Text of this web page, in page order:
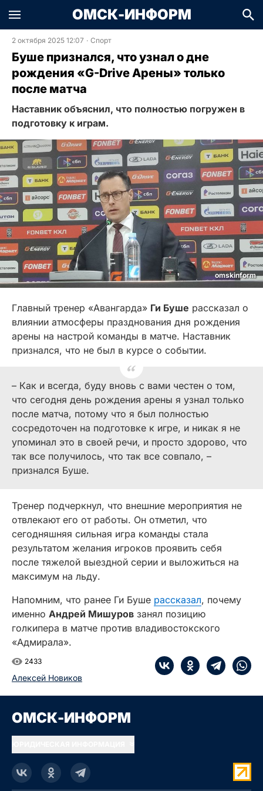
ОМСК-ИНФОРМ
2 октября 2025 12:07 · Спорт
Буше признался, что узнал о дне
рождения «G-Drive Арены» только
после матча
Наставник объяснил, что полностью погружен в
подготовку к играм.
omskinform
Главный тренер «Авангарда» Ги Буше рассказал о
влиянии атмосферы празднования дня рождения
арены на настрой команды в матче. Наставник
признался, что не был в курсе о событии.
– Как и всегда, буду вновь с вами честен о том,
что сегодня день рождения арены я узнал только
после матча, потому что я был полностью
сосредоточен на подготовке к игре, и никак я не
упоминал это в своей речи, и просто здорово, что
так все получилось, что так все совпало, –
признался Буше.
Тренер подчеркнул, что внешние мероприятия не
отвлекают его от работы. Он отметил, что
сегодняшняя сильная игра команды стала
результатом желания игроков проявить себя
после тяжелой выездной серии и выложиться на
максимум на льду.
Напомним, что ранее Ги Буше рассказал, почему
именно Андрей Мишуров занял позицию
голкипера в матче против владивостокского
«Адмирала».
2433
Алексей Новиков
ОМСК-ИНФОРМ